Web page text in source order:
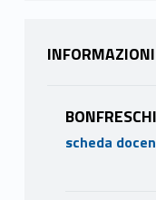
INFORMAZIONI
scheda